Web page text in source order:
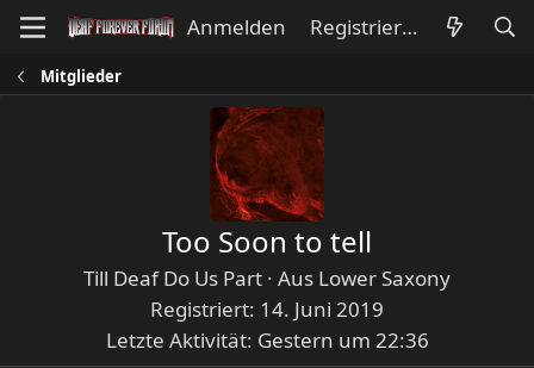
Anmelden Registrieren
Mitglieder
Too Soon to tell
Till Deaf Do Us Part · Aus Lower Saxony
Registriert 14. Juni 2019
Letzte Aktivität Gestern um 22:36